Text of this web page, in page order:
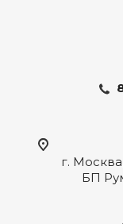
г.
БП